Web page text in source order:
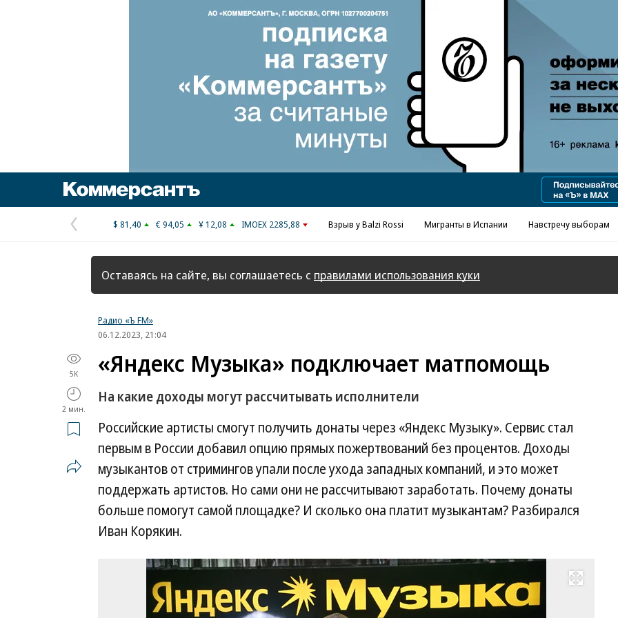
Реклама в «Ъ» www.kommersant.ru/ad
Предыдущая
страница
$ 81,40 € 94,05 ¥ 12,08 IMOEX 2285,88 Взрыв у Balzi Rossi Мигранты в Испании Навстречу выборам
Оставаясь на сайте, вы соглашаетесь с правилами использования куки
Радио «Ъ FM»
06.12.2023, 21:04
5K
2 мин.
«Яндекс Музыка» подключает матпомощь
На какие доходы могут рассчитывать исполнители
Российские артисты смогут получить донаты через «Яндекс Музыку». Сервис стал
первым в России добавил опцию прямых пожертвований без процентов. Доходы
музыкантов от стримингов упали после ухода западных компаний, и это может
поддержать артистов. Но сами они не рассчитывают заработать. Почему донаты
больше помогут самой площадке? И сколько она платит музыкантам? Разбирался
Иван Корякин.
Развернуть на весь экран